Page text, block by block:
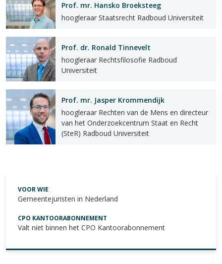
Prof. mr. Hansko Broeksteeg
hoogleraar Staatsrecht Radboud Universiteit
Prof. dr. Ronald Tinnevelt
hoogleraar Rechtsfilosofie Radboud
Universiteit
Prof. mr. Jasper Krommendijk
hoogleraar Rechten van de Mens en directeur
van het Onderzoekcentrum Staat en Recht
(SteR) Radboud Universiteit
VOOR WIE
Gemeentejuristen in Nederland
CPO KANTOORABONNEMENT
Valt niet binnen het CPO Kantoorabonnement